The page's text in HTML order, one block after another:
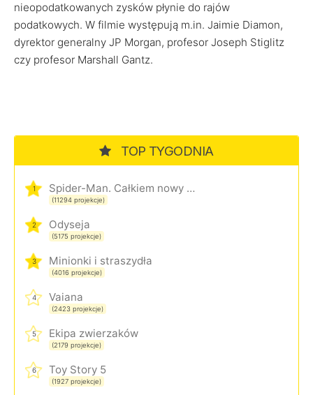
nieopodatkowanych zysków płynie do rajów
podatkowych. W filmie występują m.in. Jaimie Diamon,
dyrektor generalny JP Morgan, profesor Joseph Stiglitz
czy profesor Marshall Gantz.
TOP TYGODNIA
1 Spider-Man. Całkiem nowy dzień
(11294 projekcje)
2 Odyseja
(5175 projekcje)
3 Minionki i straszydła
(4016 projekcje)
4 Vaiana
(2423 projekcje)
5 Ekipa zwierzaków
(2179 projekcje)
6 Toy Story 5
(1927 projekcje)